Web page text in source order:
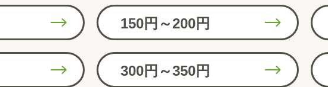
150円～200円
300円～350円